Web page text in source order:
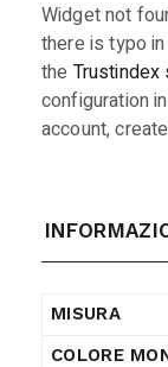
Widget not
there is typo
the
configuration
account,
MISURA
COLORE